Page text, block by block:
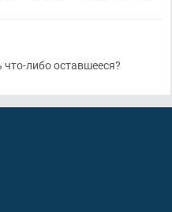
либо оставшееся?